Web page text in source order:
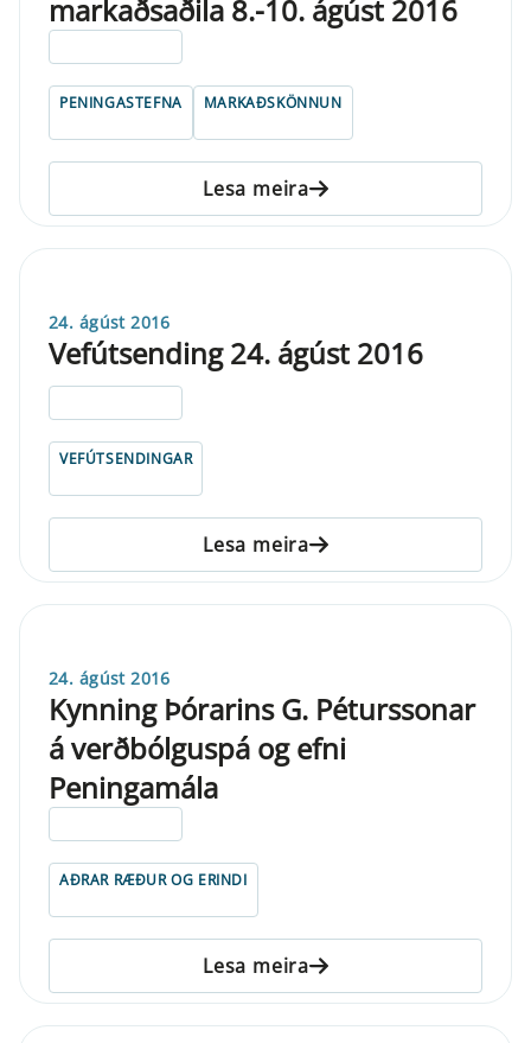
markaðsaðila 8.-10. ágúst 2016
PENINGASTEFNA MARKAÐSKÖNNUN
Lesa meira
24. ágúst 2016
Vefútsending 24. ágúst 2016
VEFÚTSENDINGAR
Lesa meira
24. ágúst 2016
Kynning Þórarins G. Péturssonar
á verðbólguspá og efni
Peningamála
AÐRAR RÆÐUR OG ERINDI
Lesa meira